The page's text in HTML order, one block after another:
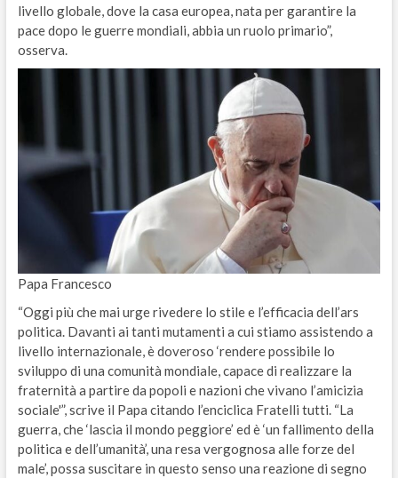
livello globale, dove la casa europea, nata per garantire la
pace dopo le guerre mondiali, abbia un ruolo primario”,
osserva.
Papa Francesco
“Oggi più che mai urge rivedere lo stile e l’efficacia dell’ars
politica. Davanti ai tanti mutamenti a cui stiamo assistendo a
livello internazionale, è doveroso ‘rendere possibile lo
sviluppo di una comunità mondiale, capace di realizzare la
fraternità a partire da popoli e nazioni che vivano l’amicizia
sociale'”, scrive il Papa citando l’enciclica Fratelli tutti. “La
guerra, che ‘lascia il mondo peggiore’ ed è ‘un fallimento della
politica e dell’umanità’, una resa vergognosa alle forze del
male’, possa suscitare in questo senso una reazione di segno